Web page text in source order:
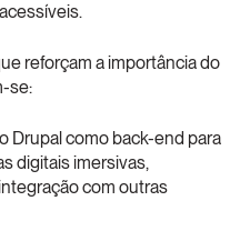
reforçam a importância do
se:
Drupal como back-end para
digitais imersivas,
com outras